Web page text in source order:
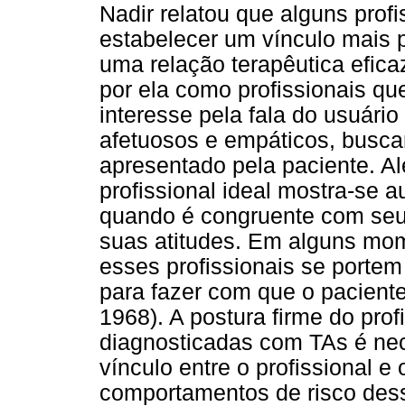
Nadir relatou que alguns
estabelecer um vínculo mais
uma relação terapêutica
por ela como profissionais
interesse pela fala do
afetuosos e empáticos,
apresentado pela paciente.
profissional ideal mostra-se
quando é congruente com
suas atitudes. Em alguns
esses profissionais se
para fazer com que o
1968). A postura firme do
diagnosticadas com TAs é
vínculo entre o profissional e
comportamentos de risco